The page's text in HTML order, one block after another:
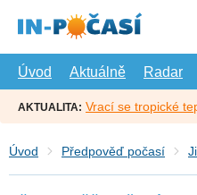
hlavní
Úvod
Aktuálně Radar
AKTUALITA: Vrací se tropické
Úvod Předpověď počasí